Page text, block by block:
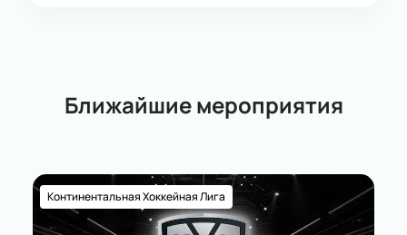
Ближайшие мероприятия
Континентальная Хоккейная Лига